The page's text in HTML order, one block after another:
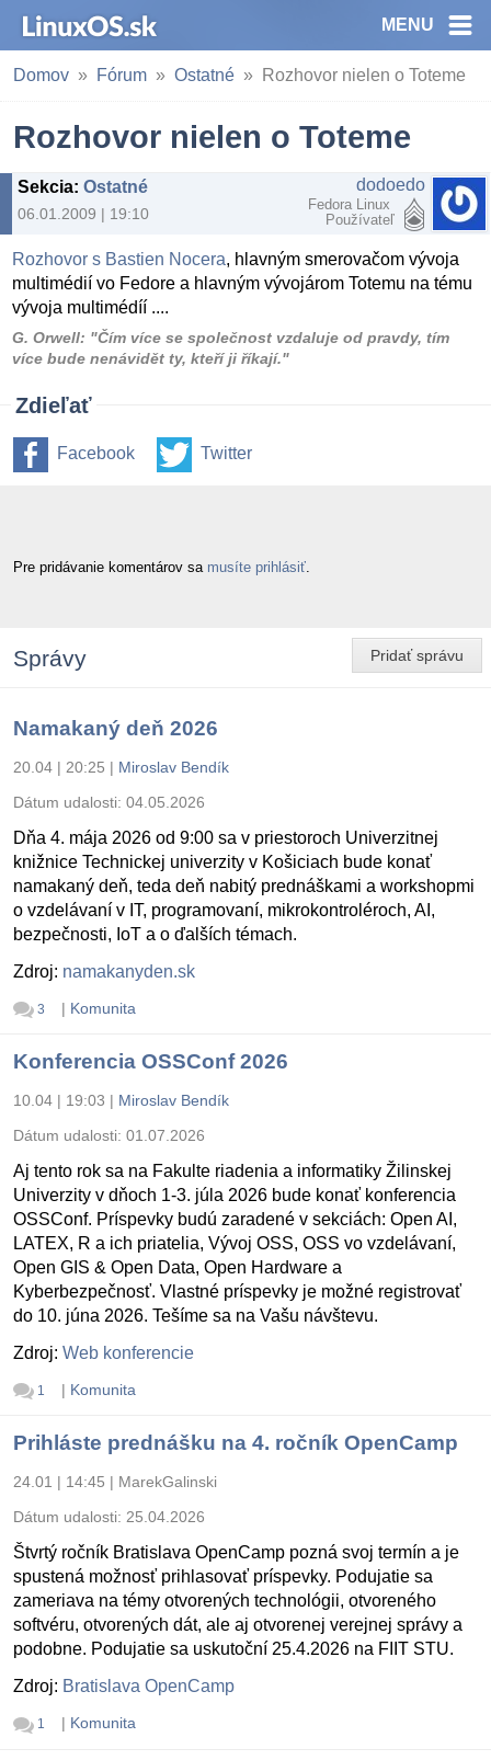
MENU
Domov Fórum Ostatné Rozhovor nielen o Toteme
Rozhovor nielen o Toteme
Sekcia: Ostatné
06.01.2009 | 19:10
dodoedo
Fedora Linux
Používateľ
Rozhovor s Bastien Nocera, hlavným smerovačom vývoja
multimédií vo Fedore a hlavným vývojárom Totemu na tému
vývoja multimédíí ....
G. Orwell: "Čím více se společnost vzdaluje od pravdy, tím
více bude nenávidět ty, kteří ji říkají."
Zdieľať
Facebook Twitter
Pre pridávanie komentárov sa musíte prihlásiť
Pridať správu
Správy
Namakaný deň 2026
20.04 | 20:25 | Miroslav Bendík
Dátum udalosti: 04.05.2026
Dňa 4. mája 2026 od 9:00 sa v priestoroch Univerzitnej
knižnice Technickej univerzity v Košiciach bude konať
namakaný deň, teda deň nabitý prednáškami a workshopmi
o vzdelávaní v IT, programovaní, mikrokontroléroch, AI,
bezpečnosti, IoT a o ďalších témach.
Zdroj: namakanyden.sk
3 | Komunita
Konferencia OSSConf 2026
10.04 | 19:03 | Miroslav Bendík
Dátum udalosti: 01.07.2026
Aj tento rok sa na Fakulte riadenia a informatiky Žilinskej
Univerzity v dňoch 1-3. júla 2026 bude konať konferencia
OSSConf. Príspevky budú zaradené v sekciách: Open AI,
LATEX, R a ich priatelia, Vývoj OSS, OSS vo vzdelávaní,
Open GIS & Open Data, Open Hardware a
Kyberbezpečnosť. Vlastné príspevky je možné registrovať
do 10. júna 2026. Tešíme sa na Vašu návštevu.
Zdroj: Web konferencie
1 | Komunita
Prihláste prednášku na 4. ročník OpenCamp
24.01 | 14:45 | MarekGalinski
Dátum udalosti: 25.04.2026
Štvrtý ročník Bratislava OpenCamp pozná svoj termín a je
spustená možnosť prihlasovať príspevky. Podujatie sa
zameriava na témy otvorených technológii, otvoreného
softvéru, otvorených dát, ale aj otvorenej verejnej správy a
podobne. Podujatie sa uskutoční 25.4.2026 na FIIT STU.
Zdroj: Bratislava OpenCamp
1 | Komunita